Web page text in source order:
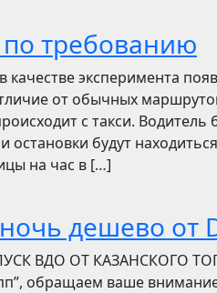
требованию
эксперимента
от обычных
с такси.
остановки будут
на час в […]
дешево от
ВДО ОТ КАЗАНСКОГО
обращаем ваше